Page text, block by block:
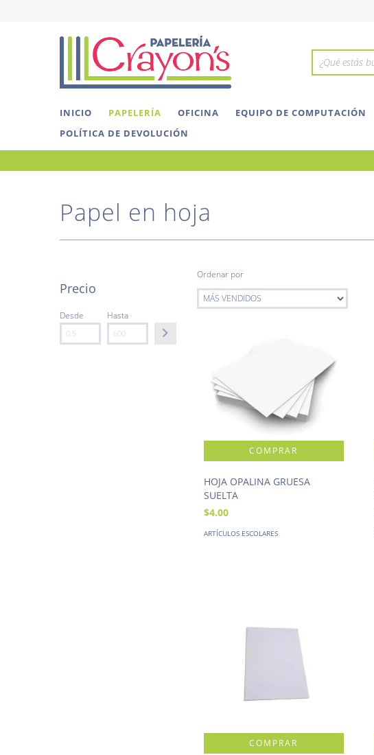
INICIO PAPELERÍA OFICINA EQUIPO DE COMPUTACIÓN
POLÍTICA DE DEVOLUCIÓN
Papel en hoja
Precio
Desde Hasta
Ordenar por
HOJA OPALINA GRUESA
SUELTA
$4.00
ARTÍCULOS ESCOLARES